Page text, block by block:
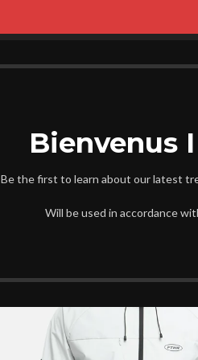
Be the first to learn about our latest
Will be used in accordance